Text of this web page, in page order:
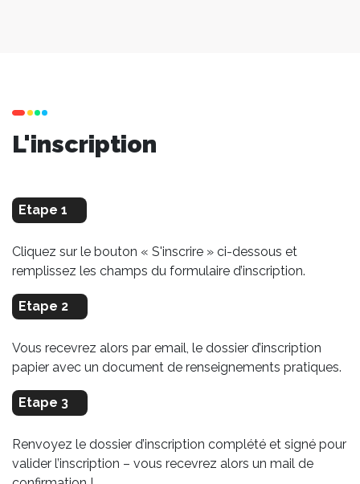
L'inscription
Etape 1
Cliquez sur le bouton « S'inscrire » ci-dessous et
remplissez les champs du formulaire d’inscription.
Etape 2
Vous recevrez alors par email, le dossier d’inscription
papier avec un document de renseignements pratiques.
Etape 3
Renvoyez le dossier d’inscription complété et signé pour
valider l’inscription – vous recevrez alors un mail de